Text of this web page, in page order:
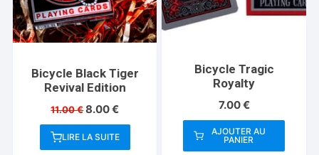
Bicycle Black Tiger
Revival Edition
11.00€Le
prix
initial
était :
8.00€Le
prix
actuel
est :
LIRE LA SUITE
Bicycle Tragic
Royalty
7.00€
AJOUTER AU
PANIER